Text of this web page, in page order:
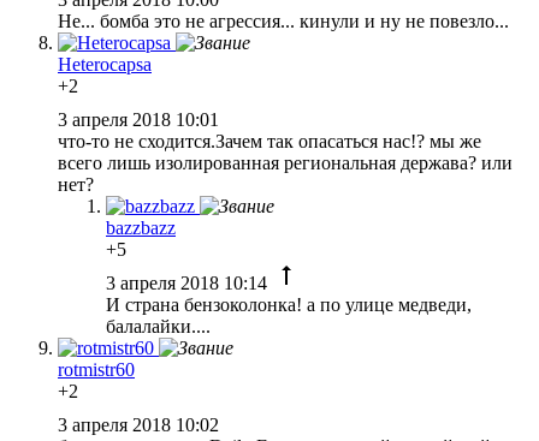
Не... бомба это не агрессия... кинули и ну не повезло...
Heterocapsa
+2
3 апреля 2018 10:01
что-то не сходится.Зачем так опасаться нас!? мы же
всего лишь изолированная региональная держава? или
нет?
bazzbazz
+5
3 апреля 2018 10:14
И страна бензоколонка! а по улице медведи,
балалайки....
rotmistr60
+2
3 апреля 2018 10:02